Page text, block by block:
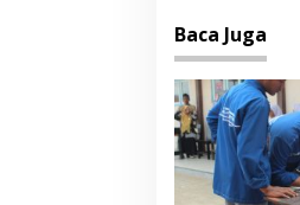
Baca Juga